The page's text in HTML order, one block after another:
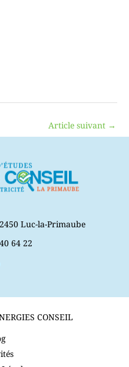
Article suivant →
Luc-la-Primaube
64 22
CONSEIL